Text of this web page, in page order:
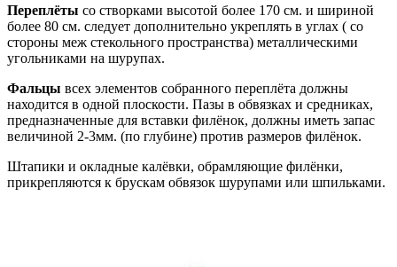
Переплёты со створками высотой более 170 см. и шириной
более 80 см. следует дополнительно укреплять в углах ( со
стороны меж стекольного пространства) металлическими
угольниками на шурупах.
Фальцы всех элементов собранного переплёта должны
находится в одной плоскости. Пазы в обвязках и средниках,
предназначенные для вставки филёнок, должны иметь запас
величиной 2-3мм. (по глубине) против размеров филёнок.
Штапики и окладные калёвки, обрамляющие филёнки,
прикрепляются к брускам обвязок шурупами или шпильками.